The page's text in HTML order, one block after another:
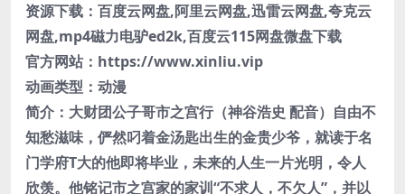
资源下载：百度云网盘,阿里云网盘,迅雷云网盘,夸克云
网盘,mp4磁力电驴ed2k,百度云115网盘微盘下载
官方网站：https://www.xinliu.vip
动画类型： 动漫
简介：大财团公子哥市之宫行（神谷浩史 配音）自由不
知愁滋味，俨然叼着金汤匙出生的金贵少爷，就读于名
门学府T大的他即将毕业，未来的人生一片光明，令人
欣羡。他铭记市之宫家的家训“不求人，不欠人”，并以